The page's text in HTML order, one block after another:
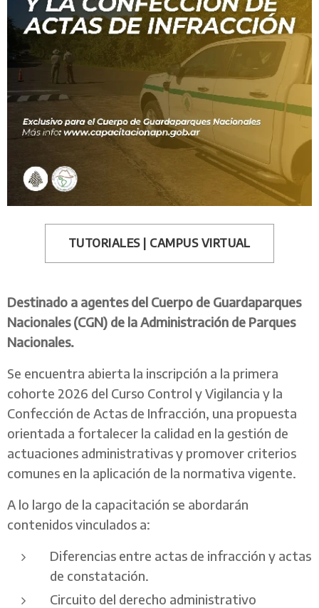
TUTORIALES | CAMPUS VIRTUAL
Destinado a agentes del Cuerpo de Guardaparques
Nacionales (CGN) de la Administración de Parques
Nacionales.
Se encuentra abierta la inscripción a la primera
cohorte 2026 del Curso Control y Vigilancia y la
Confección de Actas de Infracción, una propuesta
orientada a fortalecer la calidad en la gestión de
actuaciones administrativas y promover criterios
comunes en la aplicación de la normativa vigente.
A lo largo de la capacitación se abordarán
contenidos vinculados a:
Diferencias entre actas de infracción y actas
de constatación.
Circuito del derecho administrativo